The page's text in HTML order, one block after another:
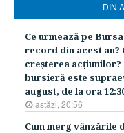
DIN
Ce urmează pe
record din acest an?
creşterea
bursieră este
august, de la ora
astăzi, 20:56
Cum merg vânzările